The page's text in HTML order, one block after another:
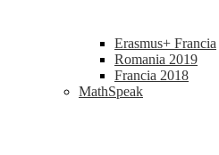
Erasmus+ Francia
Romania 2019
Francia 2018
MathSpeak